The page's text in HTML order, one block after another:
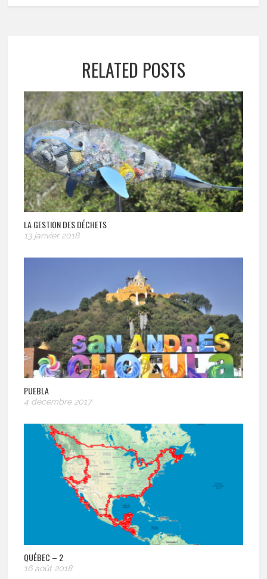
RELATED POSTS
LA GESTION DES DÉCHETS
13 janvier 2018
PUEBLA
4 décembre 2017
QUÉBEC – 2
16 août 2018